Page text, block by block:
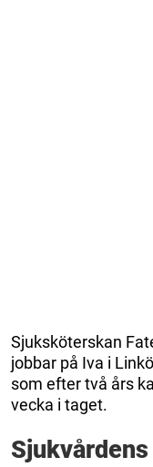
Sjuksköterskan
jobbar på Iva i
som efter två års
vecka i taget.